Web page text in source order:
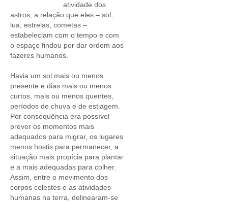
atividade dos
astros, a relação que eles – sol,
lua, estrelas, cometas –
estabeleciam com o tempo e com
o espaço findou por dar ordem aos
fazeres humanos.
Havia um sol mais ou menos
presente e dias mais ou menos
curtos, mais ou menos quentes,
períodos de chuva e de estiagem.
Por consequência era possível
prever os momentos mais
adequados para migrar, os lugares
menos hostis para permanecer, a
situação mais propícia para plantar
e a mais adequadas para colher.
Assim, entre o movimento dos
corpos celestes e as atividades
humanas na terra, delinearam-se